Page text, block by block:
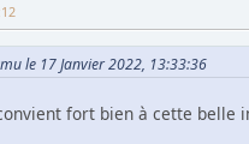
le 17 Janvier 2022, 13:33:36
fort bien à cette belle